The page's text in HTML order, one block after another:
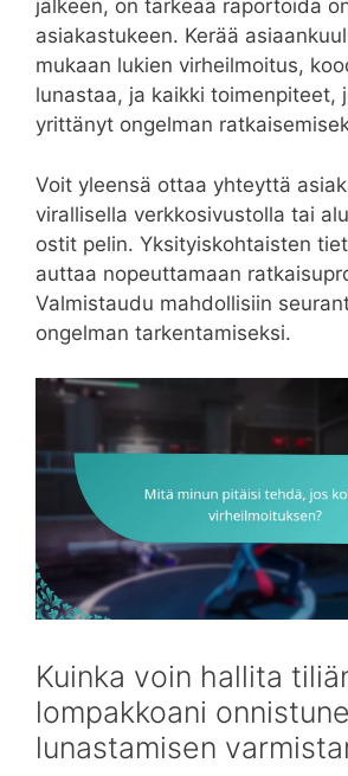
jälkeen, on tärkeää raportoida
asiakastukeen. Kerää
mukaan lukien virheilmoitus,
lunastaa, ja kaikki toimenpiteet,
yrittänyt ongelman
Voit yleensä ottaa yhteyttä
virallisella verkkosivustolla tai
ostit pelin. Yksityiskohtaisten
auttaa nopeuttamaan
Valmistaudu mahdollisiin
ongelman tarkentamiseksi.
Kuinka voin hallita
lompakkoani
lunastamisen